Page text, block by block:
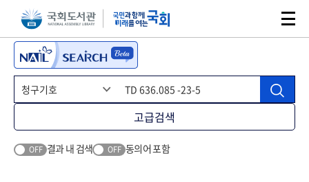
본문 바로가기주메뉴 바로가기
고급검색
OFF 결과 내 검색 OFF 동의어 포함